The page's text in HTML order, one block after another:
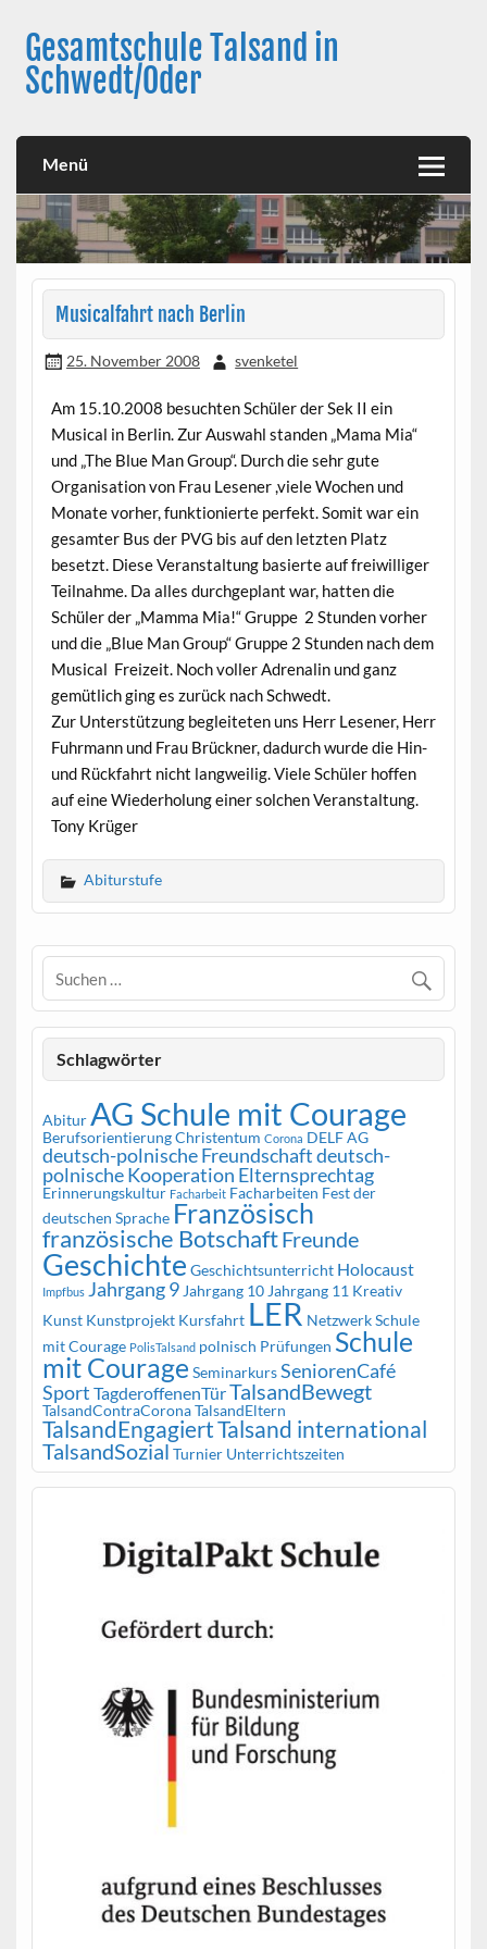
contentGesamtschule Talsand in
Schwedt/Oder
Menü
Musicalfahrt nach Berlin
25. November 2008 svenketel
Am 15.10.2008 besuchten Schüler der Sek II ein
Musical in Berlin. Zur Auswahl standen „Mama Mia“
und „The Blue Man Group“. Durch die sehr gute
Organisation von Frau Lesener ,viele Wochen und
Monate vorher, funktionierte perfekt. Somit war ein
gesamter Bus der PVG bis auf den letzten Platz
besetzt. Diese Veranstaltung basierte auf freiwilliger
Teilnahme. Da alles durchgeplant war, hatten die
Schüler der „Mamma Mia!“ Gruppe 2 Stunden vorher
und die „Blue Man Group“ Gruppe 2 Stunden nach dem
Musical Freizeit. Noch voller Adrenalin und ganz
gemütlich ging es zurück nach Schwedt.
Zur Unterstützung begleiteten uns Herr Lesener, Herr
Fuhrmann und Frau Brückner, dadurch wurde die Hin-
und Rückfahrt nicht langweilig. Viele Schüler hoffen
auf eine Wiederholung einer solchen Veranstaltung.
Tony Krüger
Abiturstufe
Schlagwörter
Abitur AG Schule mit Courage
BerufsorientierungChristentum Corona DELF AG
deutsch-polnische Freundschaftdeutsch-
polnische Kooperation Elternsprechtag
Erinnerungskultur Facharbeit Facharbeiten Fest der
deutschen Sprache Französisch
französische BotschaftFreunde
Geschichte Geschichtsunterricht Holocaust
Impfbus Jahrgang 9 Jahrgang 10 Jahrgang 11 Kreativ
Kunst Kunstprojekt Kursfahrt LER Netzwerk Schule
mit Courage PolisTalsand polnisch Prüfungen Schule
mit Courage SeminarkursSeniorenCafé
Sport TagderoffenenTürTalsandBewegt
TalsandContraCoronaTalsandEltern
TalsandEngagiertTalsand international
TalsandSozial Turnier Unterrichtszeiten